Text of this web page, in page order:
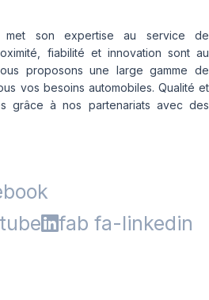
met son expertise au service de
fiabilité et innovation sont au
proposons une large gamme de
vos besoins automobiles. Qualité et
grâce à nos partenariats avec des
fab fa-linkedin